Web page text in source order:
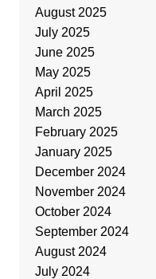
August 2025
July 2025
June 2025
May 2025
April 2025
March 2025
February 2025
January 2025
December 2024
November 2024
October 2024
September 2024
August 2024
July 2024